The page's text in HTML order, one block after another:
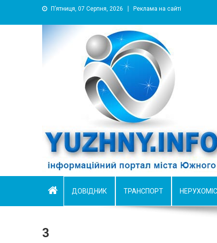
П’ятниця, 07 Серпня, 2026 Реклама на сайті
YUZHNY.INFO
информационный портал города Южный
ДОВІДНИК ТРАНСПОРТ
3